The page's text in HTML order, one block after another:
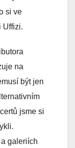
si ve
Uffizi.
na
být jen
jsme si
galeriích